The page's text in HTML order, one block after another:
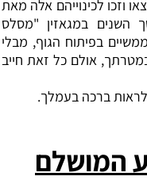
וזכו לכינוייהם אלה מאת
השנים במגאזין "מסלס
בפיתוח הגוף, מבלי
אולם כל זאת חייב
לראות ברכה בעמלך.
המושלם